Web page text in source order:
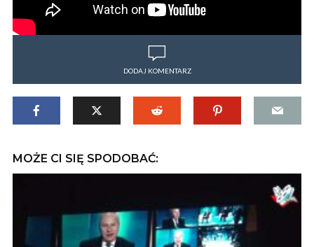
DODAJ KOMENTARZ
MOŻE CI SIĘ SPODOBAĆ: